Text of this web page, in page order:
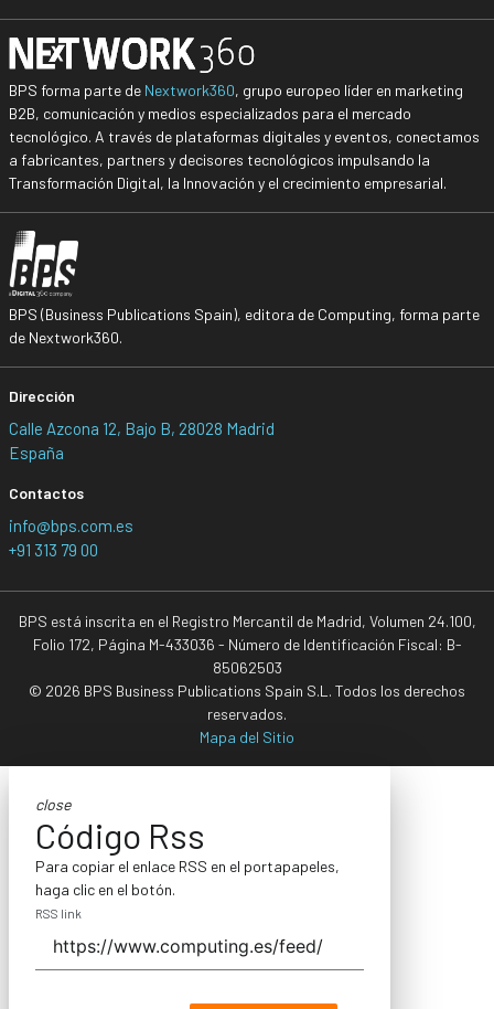
BPS forma parte de Nextwork360, grupo europeo líder en marketing
B2B, comunicación y medios especializados para el mercado
tecnológico. A través de plataformas digitales y eventos, conectamos
a fabricantes, partners y decisores tecnológicos impulsando la
Transformación Digital, la Innovación y el crecimiento empresarial.
BPS (Business Publications Spain), editora de Computing, forma parte
de Nextwork360.
Dirección
Calle Azcona 12, Bajo B, 28028 Madrid
España
Contactos
info@bps.com.es
+91 313 79 00
BPS está inscrita en el Registro Mercantil de Madrid, Volumen 24.100,
Folio 172, Página M-433036 - Número de Identificación Fiscal: B-
85062503
© 2026 BPS Business Publications Spain S.L. Todos los derechos
reservados.
Mapa del Sitio
close
Código Rss
Para copiar el enlace RSS en el portapapeles,
haga clic en el botón.
RSS link